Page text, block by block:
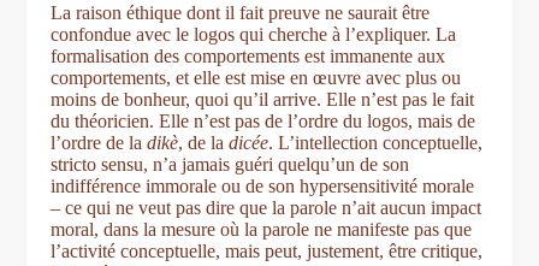
La raison éthique dont il fait preuve ne saurait être
confondue avec le logos qui cherche à l’expliquer. La
formalisation des comportements est immanente aux
comportements, et elle est mise en œuvre avec plus ou
moins de bonheur, quoi qu’il arrive. Elle n’est pas le fait
du théoricien. Elle n’est pas de l’ordre du logos, mais de
l’ordre de ladikè, de ladicée. L’intellection conceptuelle,
stricto sensu, n’a jamais guéri quelqu’un de son
indifférence immorale ou de son hypersensitivité morale
‒ ce qui ne veut pas dire que la parole n’ait aucun impact
moral, dans la mesure où la parole ne manifeste pas que
l’activité conceptuelle, mais peut, justement, être critique,